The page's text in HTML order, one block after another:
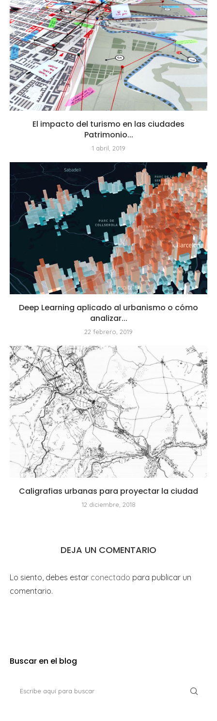
El impacto del turismo en las ciudades
Patrimonio...
1 abril, 2019
Deep Learning aplicado al urbanismo o cómo
analizar...
22 febrero, 2019
Caligrafias urbanas para proyectar la ciudad
12 diciembre, 2018
DEJA UN COMENTARIO
Lo siento, debes estar conectado para publicar un
comentario.
Buscar en el blog